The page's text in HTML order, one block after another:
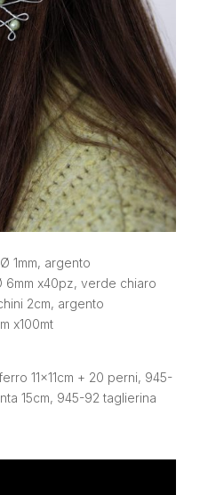
1mm, argento
x40pz, verde chiaro
2cm, argento
x100mt
11x11cm + 20 perni, 945-
15cm, 945-92 taglierina